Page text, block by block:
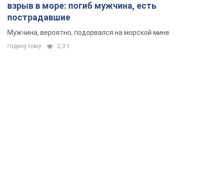
взрыв в море: погиб мужчина, есть
пострадавшие
Мужчина, вероятно, подорвался на морской мине
годину тому 2,3 т.